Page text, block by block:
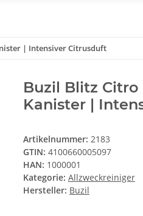
| Intensiver Citrusduft
Buzil Blitz Citro
Kanister |
Artikelnummer: 2183
GTIN: 4100660005097
HAN: 1000001
Kategorie: Allzweckreiniger
Hersteller: Buzil